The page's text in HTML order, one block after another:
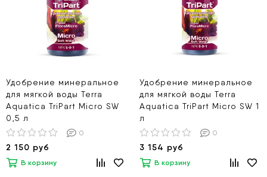
Удобрение минеральное
для мягкой воды Terra
Aquatica TriPart Micro SW
0,5 л
0
2 150 руб
В корзину
Удобрение минеральное
для мягкой воды Terra
Aquatica TriPart Micro SW 1
л
0
3 154 руб
В корзину